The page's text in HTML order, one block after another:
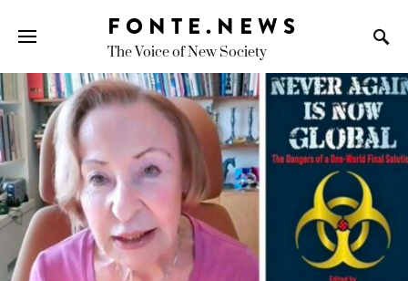
FONTE.NEWS
The Voice of New Society